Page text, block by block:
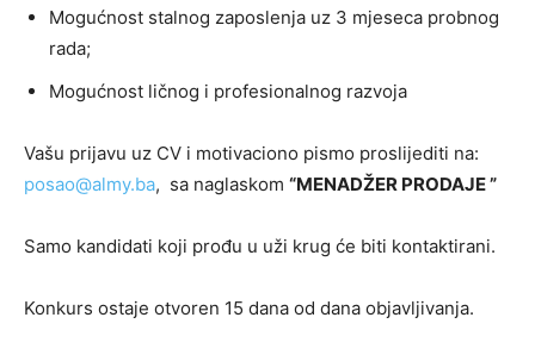
Mogućnost stalnog zaposlenja uz 3 mjeseca probnog
rada;
Mogućnost ličnog i profesionalnog razvoja
Vašu prijavu uz CV i motivaciono pismo proslijediti na:
posao@almy.ba, sa naglaskom “MENADŽER PRODAJE ”
Samo kandidati koji prođu u uži krug će biti kontaktirani.
Konkurs ostaje otvoren 15 dana od dana objavljivanja.